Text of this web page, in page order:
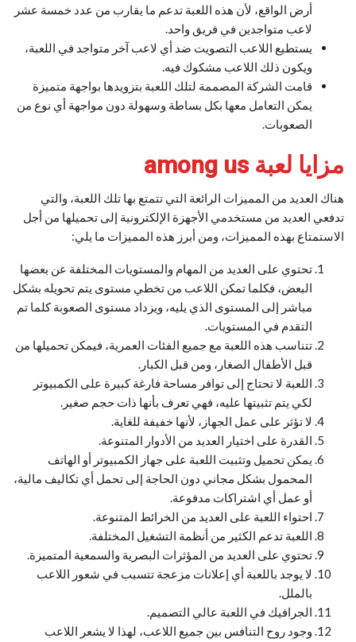
أرض الواقع، لأن هذه اللعبة تدعم ما يقارب من عدد خمسة عشر
لاعب متواجدين في فريق واحد.
يستطيع اللاعب التصويت ضد أي لاعب آخر متواجد في اللعبة،
ويكون ذلك اللاعب مشكوك فيه.
قامت الشركة المصممة لتلك اللعبة بتزويدها بواجهة متميزة
يمكن التعامل معها بكل بساطة وسهولة دون مواجهة أي نوع من
الصعوبات.
مزايا لعبة among us
هناك العديد من المميزات الرائعة التي تتمتع بها تلك اللعبة، والتي
تدفعي العديد من مستخدمي الأجهزة الإلكترونية إلى تحميلها من أجل
الاستمتاع بهذه المميزات، ومن أبرز هذه المميزات ما يلي:
تحتوي على العديد من المهام والمستويات المختلفة عن بعضها
البعض، فكلما تمكن اللاعب من تخطي مستوى يتم تحويله بشكل
مباشر إلى المستوى الذي يليه، ويزداد مستوى الصعوبة كلما تم
التقدم في المستويات.
تتناسب هذه اللعبة مع جميع الفئات العمرية، فيمكن تحميلها من
قبل الأطفال الصغار، ومن قبل الكبار.
اللعبة لا تحتاج إلى توافر مساحة فارغة كبيرة على الكمبيوتر
لكي يتم تثبيتها عليه، فهي تعرف بأنها ذات حجم صغير.
لا تؤثر على عمل الجهاز، لأنها خفيفة للغاية.
القدرة على اختيار العديد من الأدوار المتنوعة.
يمكن تحميل وتثبيت اللعبة على جهاز الكمبيوتر أو الهاتف
المحمول بشكل مجاني دون الحاجة إلى تحمل أي تكاليف مالية،
أو عمل أي اشتراكات مدفوعة.
احتواء اللعبة على العديد من الخرائط المتنوعة.
اللعبة تدعم الكثير من أنظمة التشغيل المختلفة.
تحتوي على العديد من المؤثرات البصرية والسمعية المتميزة.
لا يوجد باللعبة أي إعلانات مزعجة تتسبب في شعور اللاعب
بالملل.
الجرافيك في اللعبة عالي التصميم.
وجود روح التنافس بين جميع اللاعب، لهذا لا يشعر اللاعب